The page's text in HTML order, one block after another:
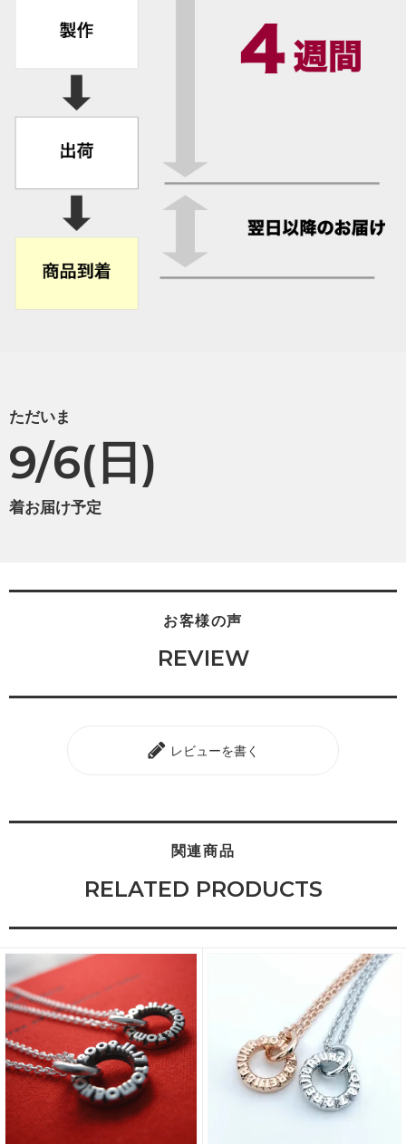
ただいま
9/6(日)
着お届け予定
お客様の声
REVIEW
レビューを書く
関連商品
RELATED PRODUCTS